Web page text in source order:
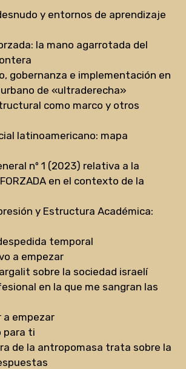
y entornos de aprendizaje
la mano agarrotada del
gobernanza e implementación en
de «ultraderecha»
como marco y otros
latinoamericano: mapa
nº 1 (2023) relativa a la
FORZADA en el contexto de la
y Estructura Académica:
temporal
a empezar
sobre la sociedad israelí
en la que me sangran las
a empezar
para ti
de la antropomasa trata sobre la